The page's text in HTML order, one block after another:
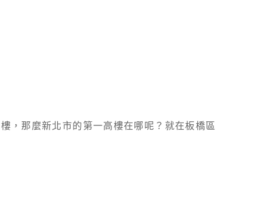
，那麼新北市的第一高樓在哪呢？就在板橋區